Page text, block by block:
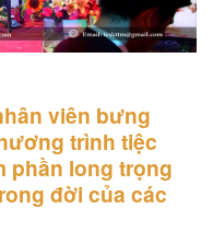
viên bưng
trình tiệc
long trọng
đời của các